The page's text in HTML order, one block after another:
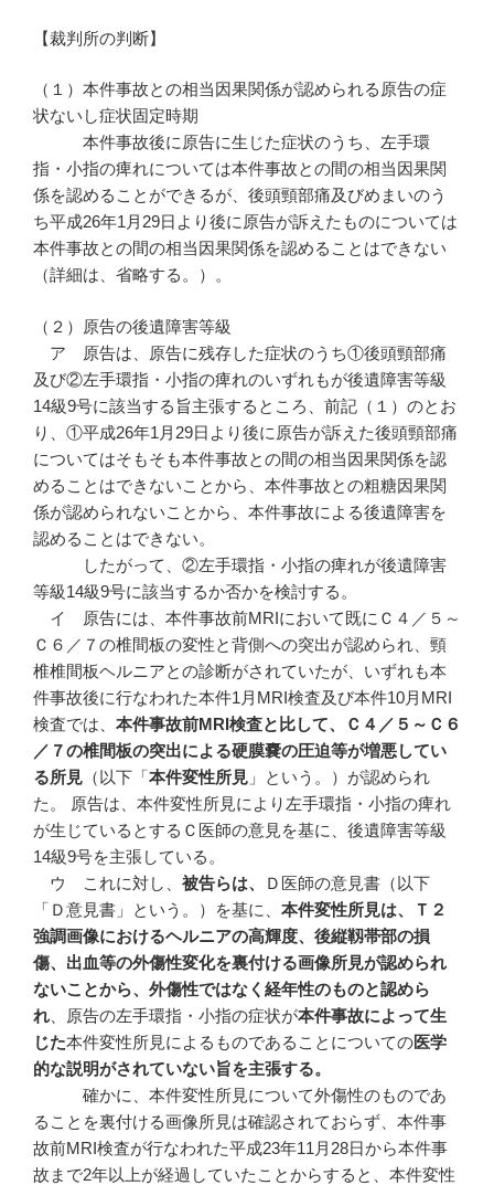
【裁判所の判断】
（１）本件事故との相当因果関係が認められる原告の症
状ないし症状固定時期
本件事故後に原告に生じた症状のうち、左手環
指・小指の痺れについては本件事故との間の相当因果関
係を認めることができるが、後頭頸部痛及びめまいのう
ち平成26年1月29日より後に原告が訴えたものについては
本件事故との間の相当因果関係を認めることはできない
（詳細は、省略する。）。
（２）原告の後遺障害等級
ア 原告は、原告に残存した症状のうち①後頭頸部痛
及び②左手環指・小指の痺れのいずれもが後遺障害等級
14級9号に該当する旨主張するところ、前記（１）のとお
り、①平成26年1月29日より後に原告が訴えた後頭頸部痛
についてはそもそも本件事故との間の相当因果関係を認
めることはできないことから、本件事故との粗糖因果関
係が認められないことから、本件事故による後遺障害を
認めることはできない。
したがって、②左手環指・小指の痺れが後遺障害
等級14級9号に該当するか否かを検討する。
イ 原告には、本件事故前MRIにおいて既にＣ４／５～
Ｃ６／７の椎間板の変性と背側への突出が認められ、頸
椎椎間板ヘルニアとの診断がされていたが、いずれも本
件事故後に行なわれた本件1月MRI検査及び本件10月MRI
検査では、 本件事故前MRI検査と比して、Ｃ４／５～Ｃ６
／７の椎間板の突出による硬膜嚢の圧迫等が増悪してい
る所見 （以下「本件変性所見 」という。）が認められ
た。 原告は、本件変性所見により左手環指・小指の痺れ
が生じているとするＣ医師の意見を基に、後遺障害等級
14級9号を主張している。
ウ これに対し、 被告らは、
Ｄ医師の意見書（以下
「Ｄ意見書」という。）を基に、 本件変性所見は、Ｔ２
強調画像におけるヘルニアの高輝度、後縦靱帯部の損
傷、出血等の外傷性変化を裏付ける画像所見が認められ
ないことから、外傷性ではなく経年性のものと認めら
れ 、原告の左手環指・小指の症状が本件事故によって生
じた本件変性所見によるものであることについての医学
的な説明がされていない旨を主張する。
確かに、本件変性所見について外傷性のものであ
ることを裏付ける画像所見は確認されておらず、本件事
故前MRI検査が行なわれた平成23年11月28日から本件事
故まで2年以上が経過していたことからすると、本件変性